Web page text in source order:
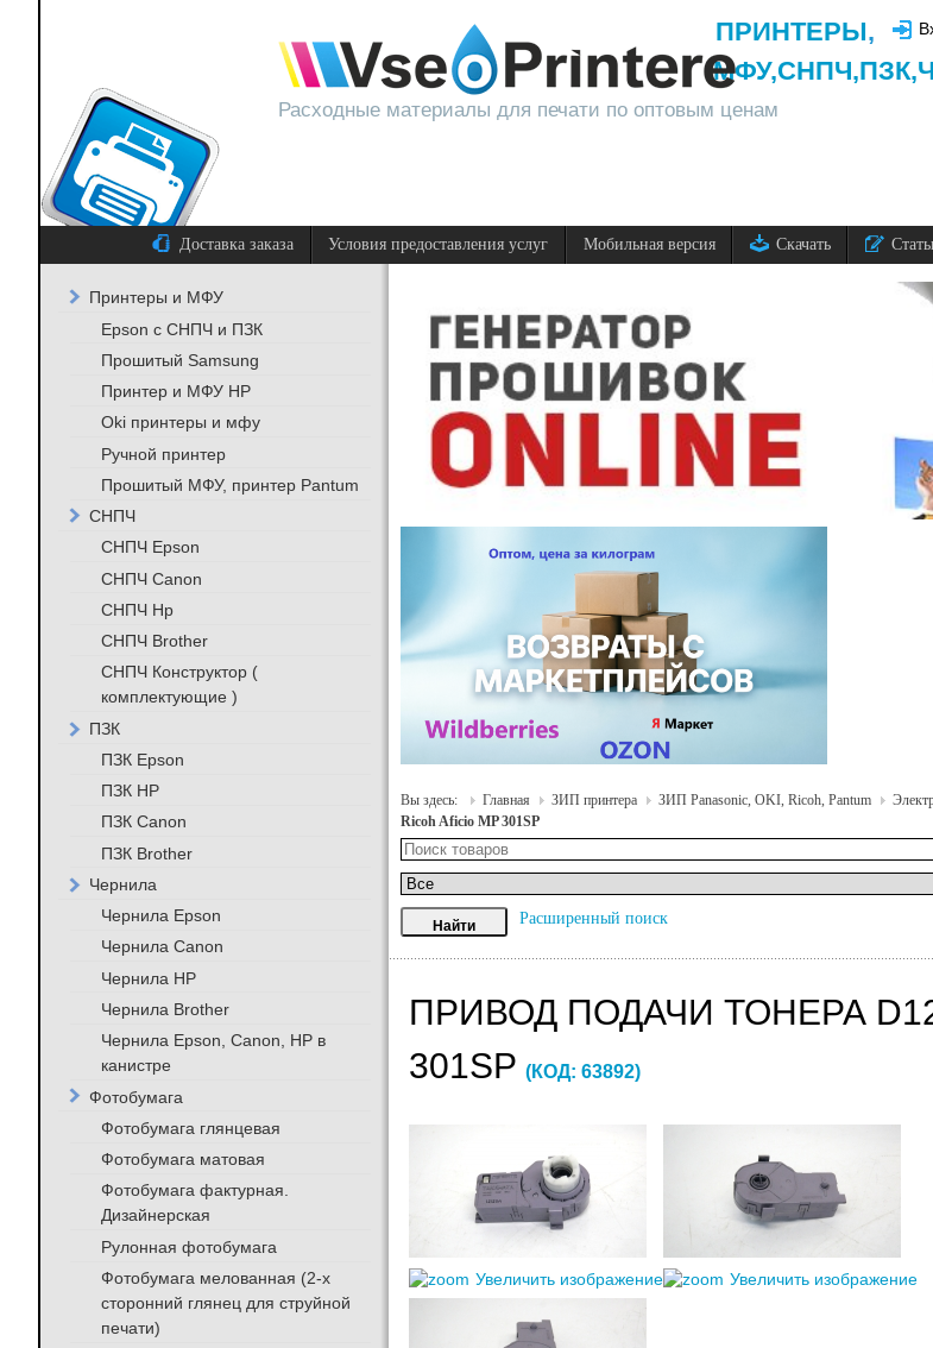
Расходные материалы для печати по оптовым ценам
ПРИНТЕРЫ,
МФУ,СНПЧ,ПЗК,
Доставка заказа Условия предоставления услуг Мобильная версия Скачать
Вы здесь: Главная ЗИП принтера ЗИП Panasonic, OKI, Ricoh, Pantum
Ricoh Aficio MP 301SP
Расширенный поиск
ПРИВОД ПОДАЧИ ТОНЕРА
301SP (КОД: 63892)
Увеличить изображение Увеличить изображение
Принтеры и МФУ
Epson с СНПЧ и ПЗК
Прошитый Samsung
Принтер и МФУ HP
Oki принтеры и мфу
Ручной принтер
Прошитый МФУ, принтер Pantum
СНПЧ
СНПЧ Epson
СНПЧ Canon
СНПЧ Hp
СНПЧ Brother
СНПЧ Конструктор (
комплектующие )
ПЗК
ПЗК Epson
ПЗК HP
ПЗК Canon
ПЗК Brother
Чернила
Чернила Epson
Чернила Canon
Чернила HP
Чернила Brother
Чернила Epson, Canon, HP в
канистре
Фотобумага
Фотобумага глянцевая
Фотобумага матовая
Фотобумага фактурная.
Дизайнерская
Рулонная фотобумага
Фотобумага мелованная (2-х
сторонний глянец для струйной
печати)